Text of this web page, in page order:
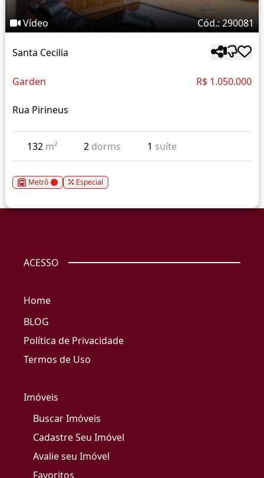
Vídeo Cód.: 290081
Santa Cecilia
Garden R$ 1.050.000
Rua Pirineus
132 m² 2 dorms 1 suíte
Metrô Especial
ACESSO
Home
BLOG
Política de Privacidade
Termos de Uso
Imóveis
Buscar Imóveis
Cadastre Seu Imóvel
Avalie seu Imóvel
Favoritos